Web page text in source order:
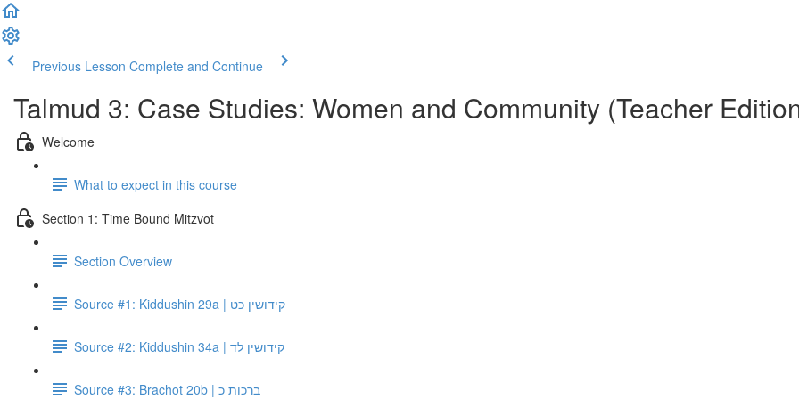
Previous Lesson Complete and Continue
Talmud 3: Case Studies: Women and Community (Teacher
Welcome
What to expect in this course
Section 1: Time Bound Mitzvot
Section Overview
Source #1: Kiddushin 29a | קידושין כט
Source #2: Kiddushin 34a | קידושין לד
Source #3: Brachot 20b | ברכות כ